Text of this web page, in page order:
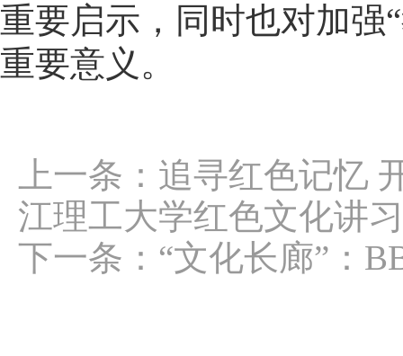
重要启示，同时也对加强
重要意义。
上一条： 追寻红色记忆
江理工大学红色文化讲
下一条： “文化长廊”：